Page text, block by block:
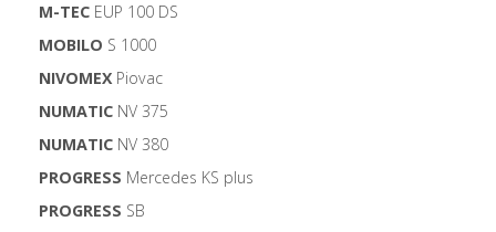
M-TEC EUP 100 DS
MOBILO S 1000
NIVOMEXPiovac
NUMATIC NV 375
NUMATIC NV 380
PROGRESS Mercedes KS plus
PROGRESS SB